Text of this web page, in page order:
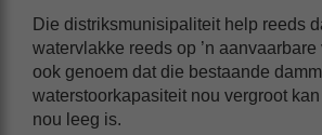
Die distriksmunisipaliteit help reeds
watervlakke reeds op ’n
ook genoem dat die bestaande
waterstoorkapasiteit nou vergroot
nou leeg is.